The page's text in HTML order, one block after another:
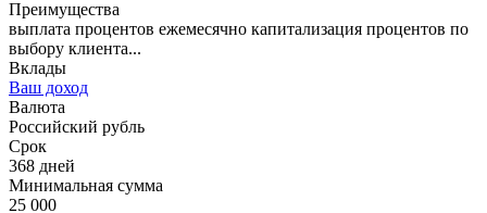
Преимущества
выплата процентов ежемесячно капитализация процентов по
выбору клиента...
Вклады
Ваш доход
Валюта
Российский рубль
Срок
368 дней
Минимальная сумма
25 000